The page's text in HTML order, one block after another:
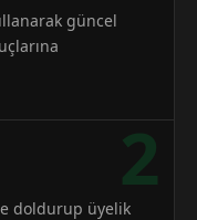
güncel
2
doldurup üyelik